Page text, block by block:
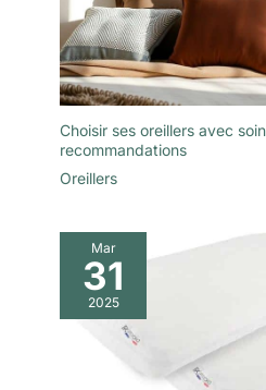
Choisir ses oreillers avec
recommandations
Oreillers
Mar
31
2025